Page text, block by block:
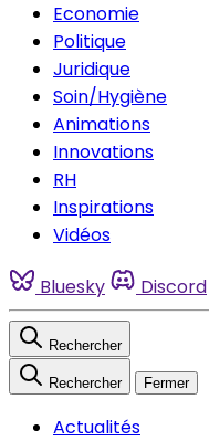
Economie
Politique
Juridique
Soin/Hygiène
Animations
Innovations
RH
Inspirations
Vidéos
Bluesky Discord
Rechercher
Rechercher Fermer
Actualités